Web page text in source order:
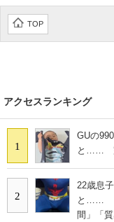
TOP
アクセスランキング
1
GUの
と…… 完
2
22歳息
と…… ま
間」「質